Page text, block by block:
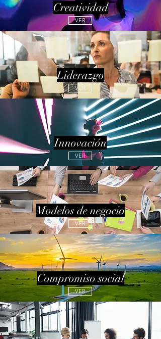
Creatividad
VER
Liderazgo
VER
Innovación
VER
Modelos de negocio
VER
Compromiso social
VER